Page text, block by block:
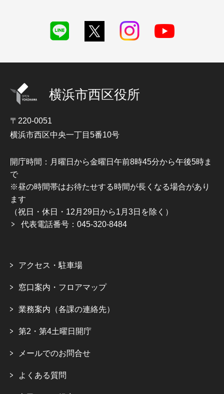
横浜市西区役所
〒220-0051
横浜市西区中央一丁目5番10号
開庁時間：月曜日から金曜日午前8時45分から午後5時ま
で
※昼の時間帯はお待たせする時間が長くなる場合があり
ます
（祝日・休日・12月29日から1月3日を除く）
代表電話番号：045-320-8484
アクセス・駐車場
窓口案内・フロアマップ
業務案内（各課の連絡先）
第2・第4土曜日開庁
メールでのお問合せ
よくある質問